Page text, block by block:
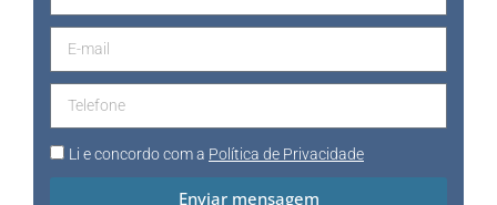
Li e concordo com a Política de Privacidade
Enviar mensagem